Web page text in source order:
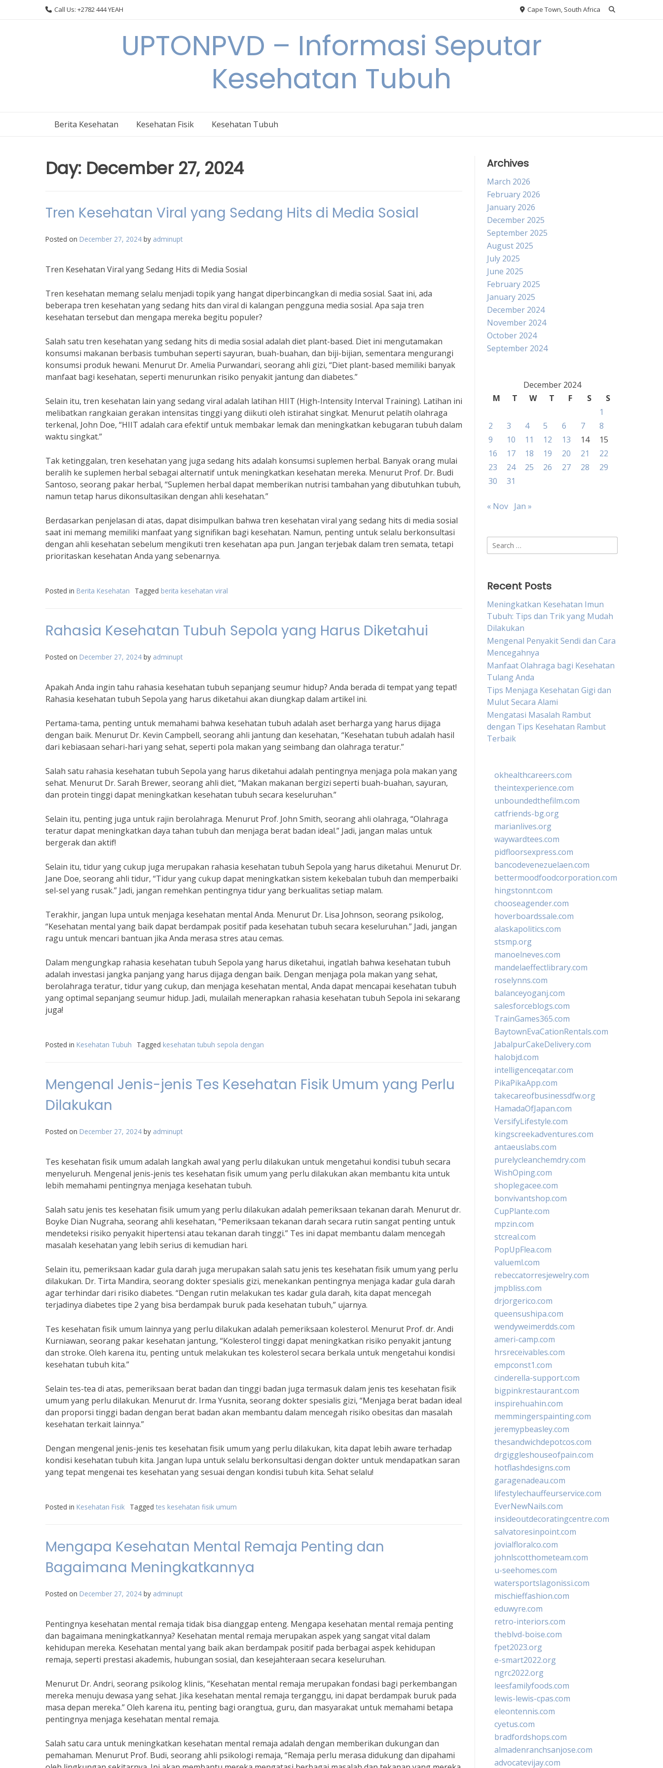
Call Us: +2782 444 YEAH Cape Town, South Africa
UPTONPVD – Informasi Seputar
Kesehatan Tubuh
Berita Kesehatan Kesehatan Fisik Kesehatan Tubuh
Day: December 27, 2024
Tren Kesehatan Viral yang Sedang Hits di Media Sosial
Posted on December 27, 2024 by adminupt
Tren Kesehatan Viral yang Sedang Hits di Media Sosial
Tren kesehatan memang selalu menjadi topik yang hangat diperbincangkan di media sosial. Saat ini, ada
beberapa tren kesehatan yang sedang hits dan viral di kalangan pengguna media sosial. Apa saja tren
kesehatan tersebut dan mengapa mereka begitu populer?
Salah satu tren kesehatan yang sedang hits di media sosial adalah diet plant-based. Diet ini mengutamakan
konsumsi makanan berbasis tumbuhan seperti sayuran, buah-buahan, dan biji-bijian, sementara mengurangi
konsumsi produk hewani. Menurut Dr. Amelia Purwandari, seorang ahli gizi, “Diet plant-based memiliki banyak
manfaat bagi kesehatan, seperti menurunkan risiko penyakit jantung dan diabetes.”
Selain itu, tren kesehatan lain yang sedang viral adalah latihan HIIT (High-Intensity Interval Training). Latihan ini
melibatkan rangkaian gerakan intensitas tinggi yang diikuti oleh istirahat singkat. Menurut pelatih olahraga
terkenal, John Doe, “HIIT adalah cara efektif untuk membakar lemak dan meningkatkan kebugaran tubuh dalam
waktu singkat.”
Tak ketinggalan, tren kesehatan yang juga sedang hits adalah konsumsi suplemen herbal. Banyak orang mulai
beralih ke suplemen herbal sebagai alternatif untuk meningkatkan kesehatan mereka. Menurut Prof. Dr. Budi
Santoso, seorang pakar herbal, “Suplemen herbal dapat memberikan nutrisi tambahan yang dibutuhkan tubuh,
namun tetap harus dikonsultasikan dengan ahli kesehatan.”
Berdasarkan penjelasan di atas, dapat disimpulkan bahwa tren kesehatan viral yang sedang hits di media sosial
saat ini memang memiliki manfaat yang signifikan bagi kesehatan. Namun, penting untuk selalu berkonsultasi
dengan ahli kesehatan sebelum mengikuti tren kesehatan apa pun. Jangan terjebak dalam tren semata, tetapi
prioritaskan kesehatan Anda yang sebenarnya.
Posted in Berita Kesehatan Tagged berita kesehatan viral
Rahasia Kesehatan Tubuh Sepola yang Harus Diketahui
Posted on December 27, 2024 by adminupt
Apakah Anda ingin tahu rahasia kesehatan tubuh sepanjang seumur hidup? Anda berada di tempat yang tepat!
Rahasia kesehatan tubuh Sepola yang harus diketahui akan diungkap dalam artikel ini.
Pertama-tama, penting untuk memahami bahwa kesehatan tubuh adalah aset berharga yang harus dijaga
dengan baik. Menurut Dr. Kevin Campbell, seorang ahli jantung dan kesehatan, “Kesehatan tubuh adalah hasil
dari kebiasaan sehari-hari yang sehat, seperti pola makan yang seimbang dan olahraga teratur.”
Salah satu rahasia kesehatan tubuh Sepola yang harus diketahui adalah pentingnya menjaga pola makan yang
sehat. Menurut Dr. Sarah Brewer, seorang ahli diet, “Makan makanan bergizi seperti buah-buahan, sayuran,
dan protein tinggi dapat meningkatkan kesehatan tubuh secara keseluruhan.”
Selain itu, penting juga untuk rajin berolahraga. Menurut Prof. John Smith, seorang ahli olahraga, “Olahraga
teratur dapat meningkatkan daya tahan tubuh dan menjaga berat badan ideal.” Jadi, jangan malas untuk
bergerak dan aktif!
Selain itu, tidur yang cukup juga merupakan rahasia kesehatan tubuh Sepola yang harus diketahui. Menurut Dr.
Jane Doe, seorang ahli tidur, “Tidur yang cukup dapat meningkatkan sistem kekebalan tubuh dan memperbaiki
sel-sel yang rusak.” Jadi, jangan remehkan pentingnya tidur yang berkualitas setiap malam.
Terakhir, jangan lupa untuk menjaga kesehatan mental Anda. Menurut Dr. Lisa Johnson, seorang psikolog,
“Kesehatan mental yang baik dapat berdampak positif pada kesehatan tubuh secara keseluruhan.” Jadi, jangan
ragu untuk mencari bantuan jika Anda merasa stres atau cemas.
Dalam mengungkap rahasia kesehatan tubuh Sepola yang harus diketahui, ingatlah bahwa kesehatan tubuh
adalah investasi jangka panjang yang harus dijaga dengan baik. Dengan menjaga pola makan yang sehat,
berolahraga teratur, tidur yang cukup, dan menjaga kesehatan mental, Anda dapat mencapai kesehatan tubuh
yang optimal sepanjang seumur hidup. Jadi, mulailah menerapkan rahasia kesehatan tubuh Sepola ini sekarang
juga!
Posted in Kesehatan Tubuh Tagged kesehatan tubuh sepola dengan
Mengenal Jenis-jenis Tes Kesehatan Fisik Umum yang Perlu
Dilakukan
Posted on December 27, 2024 by adminupt
Tes kesehatan fisik umum adalah langkah awal yang perlu dilakukan untuk mengetahui kondisi tubuh secara
menyeluruh. Mengenal jenis-jenis tes kesehatan fisik umum yang perlu dilakukan akan membantu kita untuk
lebih memahami pentingnya menjaga kesehatan tubuh.
Salah satu jenis tes kesehatan fisik umum yang perlu dilakukan adalah pemeriksaan tekanan darah. Menurut dr.
Boyke Dian Nugraha, seorang ahli kesehatan, “Pemeriksaan tekanan darah secara rutin sangat penting untuk
mendeteksi risiko penyakit hipertensi atau tekanan darah tinggi.” Tes ini dapat membantu dalam mencegah
masalah kesehatan yang lebih serius di kemudian hari.
Selain itu, pemeriksaan kadar gula darah juga merupakan salah satu jenis tes kesehatan fisik umum yang perlu
dilakukan. Dr. Tirta Mandira, seorang dokter spesialis gizi, menekankan pentingnya menjaga kadar gula darah
agar terhindar dari risiko diabetes. “Dengan rutin melakukan tes kadar gula darah, kita dapat mencegah
terjadinya diabetes tipe 2 yang bisa berdampak buruk pada kesehatan tubuh,” ujarnya.
Tes kesehatan fisik umum lainnya yang perlu dilakukan adalah pemeriksaan kolesterol. Menurut Prof. dr. Andi
Kurniawan, seorang pakar kesehatan jantung, “Kolesterol tinggi dapat meningkatkan risiko penyakit jantung
dan stroke. Oleh karena itu, penting untuk melakukan tes kolesterol secara berkala untuk mengetahui kondisi
kesehatan tubuh kita.”
Selain tes-tea di atas, pemeriksaan berat badan dan tinggi badan juga termasuk dalam jenis tes kesehatan fisik
umum yang perlu dilakukan. Menurut dr. Irma Yusnita, seorang dokter spesialis gizi, “Menjaga berat badan ideal
dan proporsi tinggi badan dengan berat badan akan membantu dalam mencegah risiko obesitas dan masalah
kesehatan terkait lainnya.”
Dengan mengenal jenis-jenis tes kesehatan fisik umum yang perlu dilakukan, kita dapat lebih aware terhadap
kondisi kesehatan tubuh kita. Jangan lupa untuk selalu berkonsultasi dengan dokter untuk mendapatkan saran
yang tepat mengenai tes kesehatan yang sesuai dengan kondisi tubuh kita. Sehat selalu!
Posted in Kesehatan Fisik Tagged tes kesehatan fisik umum
Mengapa Kesehatan Mental Remaja Penting dan
Bagaimana Meningkatkannya
Posted on December 27, 2024 by adminupt
Pentingnya kesehatan mental remaja tidak bisa dianggap enteng. Mengapa kesehatan mental remaja penting
dan bagaimana meningkatkannya? Kesehatan mental remaja merupakan aspek yang sangat vital dalam
kehidupan mereka. Kesehatan mental yang baik akan berdampak positif pada berbagai aspek kehidupan
remaja, seperti prestasi akademis, hubungan sosial, dan kesejahteraan secara keseluruhan.
Menurut Dr. Andri, seorang psikolog klinis, “Kesehatan mental remaja merupakan fondasi bagi perkembangan
mereka menuju dewasa yang sehat. Jika kesehatan mental remaja terganggu, ini dapat berdampak buruk pada
masa depan mereka.” Oleh karena itu, penting bagi orangtua, guru, dan masyarakat untuk memahami betapa
pentingnya menjaga kesehatan mental remaja.
Salah satu cara untuk meningkatkan kesehatan mental remaja adalah dengan memberikan dukungan dan
pemahaman. Menurut Prof. Budi, seorang ahli psikologi remaja, “Remaja perlu merasa didukung dan dipahami
Archives
March 2026
February 2026
January 2026
December 2025
September 2025
August 2025
July 2025
June 2025
February 2025
January 2025
December 2024
November 2024
October 2024
September 2024
December 2024
M
T W T F S
S
1
2
3 4 5 6 7
8
9
10 11 12 13 14
15
16
17 18 19 20 21
22
23
24 25 26 27 28
29
30
31
« Nov Jan »
Search
for:
Recent Posts
Meningkatkan Kesehatan Imun
Tubuh: Tips dan Trik yang Mudah
Dilakukan
Mengenal Penyakit Sendi dan Cara
Mencegahnya
Manfaat Olahraga bagi Kesehatan
Tulang Anda
Tips Menjaga Kesehatan Gigi dan
Mulut Secara Alami
Mengatasi Masalah Rambut
dengan Tips Kesehatan Rambut
Terbaik
okhealthcareers.com
theintexperience.com
unboundedthefilm.com
catfriends-bg.org
marianlives.org
waywardtees.com
pidfloorsexpress.com
bancodevenezuelaen.com
bettermoodfoodcorporation.com
hingstonnt.com
chooseagender.com
hoverboardssale.com
alaskapolitics.com
stsmp.org
manoelneves.com
mandelaeffectlibrary.com
roselynns.com
balanceyoganj.com
salesforceblogs.com
TrainGames365.com
BaytownEvaCationRentals.com
JabalpurCakeDelivery.com
halobjd.com
intelligenceqatar.com
PikaPikaApp.com
takecareofbusinessdfw.org
HamadaOfJapan.com
VersifyLifestyle.com
kingscreekadventures.com
antaeuslabs.com
purelycleanchemdry.com
WishOping.com
shoplegacee.com
bonvivantshop.com
CupPlante.com
mpzin.com
stcreal.com
PopUpFlea.com
valueml.com
rebeccatorresjewelry.com
jmpbliss.com
drjorgerico.com
queensushipa.com
wendyweimerdds.com
ameri-camp.com
hrsreceivables.com
empconst1.com
cinderella-support.com
bigpinkrestaurant.com
inspirehuahin.com
memmingerspainting.com
jeremypbeasley.com
thesandwichdepotcos.com
drgiggleshouseofpain.com
hotflashdesigns.com
garagenadeau.com
lifestylechauffeurservice.com
EverNewNails.com
insideoutdecoratingcentre.com
salvatoresinpoint.com
jovialfloralco.com
johnlscotthometeam.com
u-seehomes.com
watersportslagonissi.com
mischieffashion.com
eduwyre.com
retro-interiors.com
theblvd-boise.com
fpet2023.org
e-smart2022.org
ngrc2022.org
leesfamilyfoods.com
lewis-lewis-cpas.com
eleontennis.com
cyetus.com
bradfordshops.com
almadenranchsanjose.com
advocatevijay.com